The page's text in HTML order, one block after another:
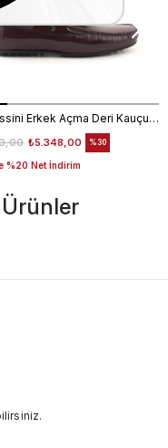
Mocassini Erkek Açma Deri Kauçuk Taban Bordo Günlük Ayakkabı
₺5.348,00
%20 Net İndirim
%30
Ürünler